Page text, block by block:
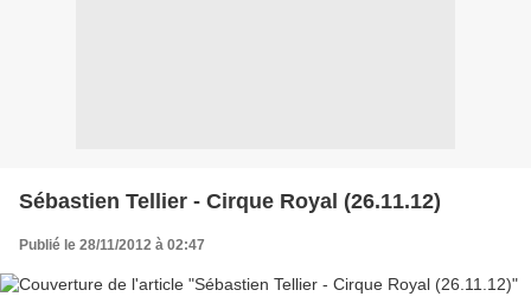
Sébastien Tellier - Cirque Royal (26.11.12)
Publié le 28/11/2012 à 02:47